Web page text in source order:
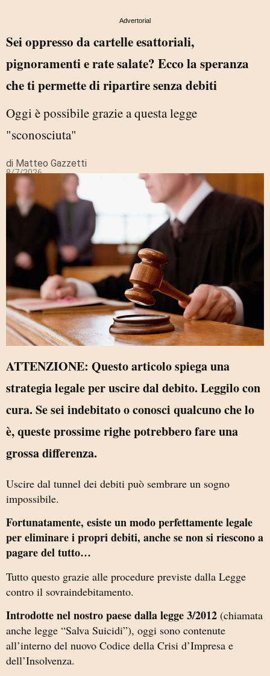
Advertorial
Sei oppresso da cartelle esattoriali,
pignoramenti e rate salate? Ecco la speranza
che ti permette di ripartire senza debiti
Oggi è possibile grazie a questa legge
"sconosciuta"
di Matteo Gazzetti
8/7/2026
ATTENZIONE: Questo articolo spiega una
strategia legale per uscire dal debito. Leggilo con
cura. Se sei indebitato o conosci qualcuno che lo
è, queste prossime righe potrebbero fare una
grossa differenza.
Uscire dal tunnel dei debiti può sembrare un sogno
impossibile.
Fortunatamente, esiste un modo perfettamente legale
per eliminare i propri debiti, anche se non si riescono a
pagare del tutto…
Tutto questo grazie alle procedure previste dalla Legge
contro il sovraindebitamento.
Introdotte nel nostro paese dalla legge 3/2012 (chiamata
anche legge “Salva Suicidi”), oggi sono contenute
all’interno del nuovo Codice della Crisi d’Impresa e
dell’Insolvenza.